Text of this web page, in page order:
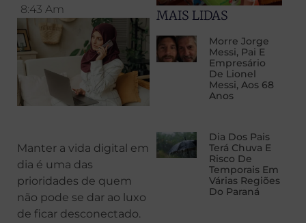
8:43 Am
Manter a vida digital em
dia é uma das
prioridades de quem
não pode se dar ao luxo
de ficar desconectado.
MAIS LIDAS
Morre Jorge
Messi, Pai E
Empresário
De Lionel
Messi, Aos 68
Anos
Dia Dos Pais
Terá Chuva E
Risco De
Temporais Em
Várias Regiões
Do Paraná